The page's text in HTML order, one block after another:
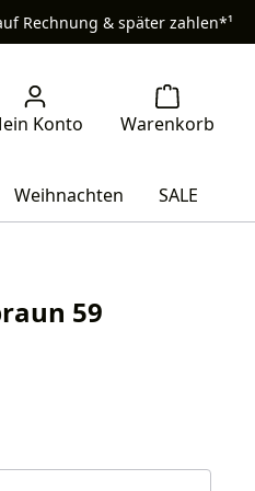
Rechnung & später zahlen*¹
Weihnachten SALE
59